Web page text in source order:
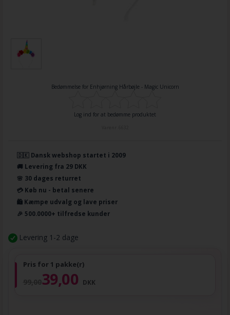
Bedømmelse for Enhjørning Hårbøjle - Magic Unicorn
Log ind for at bedømme produktet
🇩🇰 Dansk webshop startet i 2009
🚚 Levering fra 29 DKK
🌸 30 dages returret
💳 Køb nu - betal senere
🛍️ Kæmpe udvalg og lave priser
🎉 500.0000+ tilfredse kunder
Levering 1-2 dage
Pris for 1 pakke(r)
39,00 DKK